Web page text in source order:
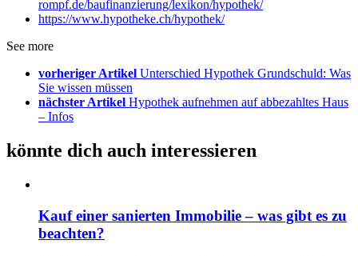
rompf.de/baufinanzierung/lexikon/hypothek/
https://www.hypotheke.ch/hypothek/
See more
vorheriger Artikel Unterschied Hypothek Grundschuld: Was
Sie wissen müssen
nächster Artikel Hypothek aufnehmen auf abbezahltes Haus
– Infos
könnte dich auch interessieren
Kauf einer sanierten Immobilie – was gibt es zu
beachten?